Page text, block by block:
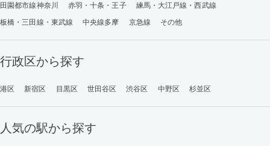
田園都市線神奈川
赤羽・十条・王子
練馬・大江戸線・西武線
板橋・三田線・東武線
中央線多摩 京急線 その他
行政区から探す
港区 新宿区 目黒区 世田谷区 渋谷区 中野区 杉並区
人気の駅から探す